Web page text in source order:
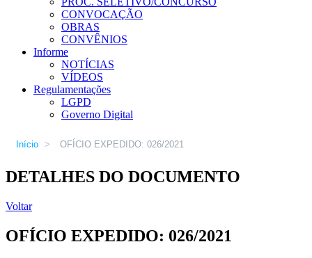
CONVOCAÇÃO
OBRAS
CONVÊNIOS
Informe
NOTÍCIAS
VÍDEOS
Regulamentações
LGPD
Governo Digital
Início > OFÍCIO EXPEDIDO: 026/2021
DETALHES DO DOCUMENTO
Voltar
OFÍCIO EXPEDIDO: 026/2021